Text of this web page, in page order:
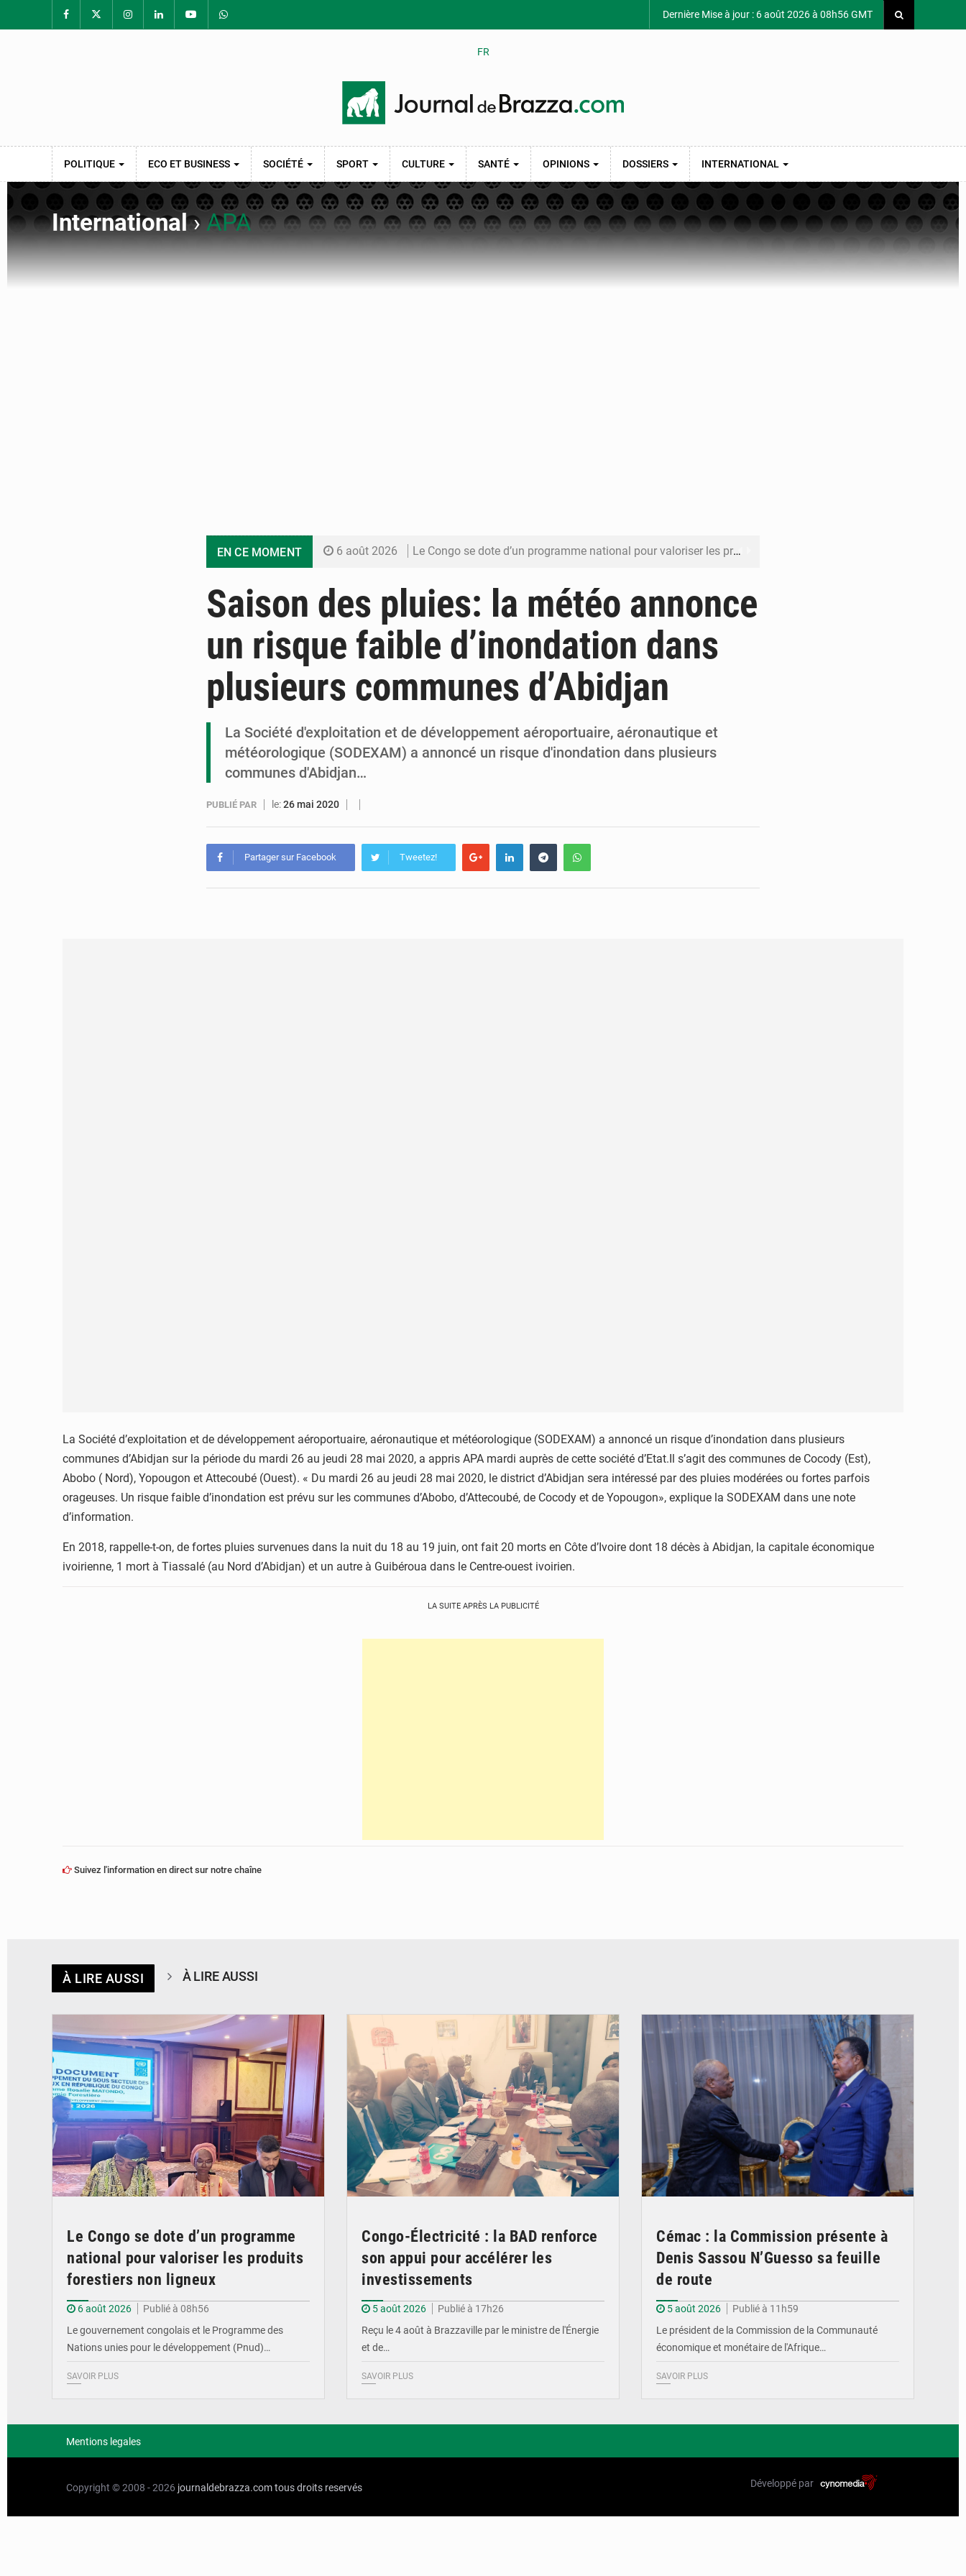
Dernière Mise à jour : 6 août 2026 à 08h56 GMT
FR
POLITIQUE ECO ET BUSINESS SOCIÉTÉ SPORT CULTURE SANTÉ OPINIONS DOSSIERS INTERNATIONAL
International›APA
EN CE MOMENT 6 août 2026 Le Congo se dote d’un programme national pour valoriser les produits forestiers non ligneux
5 août 2026 Cémac : la Commission présente à Denis Sassou N’Guesso sa feuille de route
5 août 2026 Assassinat de l’entrepreneur sportif Vally Amisi : le principal suspect arrêté à Brazzaville
5 août 2026 Compétitions africaines : la CAF ferme la porte à l’AC Léopards et à l’AS Otohô
Saison des pluies: la météo annonce
un risque faible d’inondation dans
plusieurs communes d’Abidjan
La Société d'exploitation et de développement aéroportuaire, aéronautique et
météorologique (SODEXAM) a annoncé un risque d'inondation dans plusieurs
communes d'Abidjan…
PUBLIÉ PAR le:26 mai 2020
Partager sur Facebook Tweetez!
La Société d’exploitation et de développement aéroportuaire, aéronautique et météorologique (SODEXAM) a annoncé un risque d’inondation dans plusieurs
communes d’Abidjan sur la période du mardi 26 au jeudi 28 mai 2020, a appris APA mardi auprès de cette société d’Etat.Il s’agit des communes de Cocody (Est),
Abobo ( Nord), Yopougon et Attecoubé (Ouest). « Du mardi 26 au jeudi 28 mai 2020, le district d’Abidjan sera intéressé par des pluies modérées ou fortes parfois
orageuses. Un risque faible d’inondation est prévu sur les communes d’Abobo, d’Attecoubé, de Cocody et de Yopougon», explique la SODEXAM dans une note
d’information.
En 2018, rappelle-t-on, de fortes pluies survenues dans la nuit du 18 au 19 juin, ont fait 20 morts en Côte d’Ivoire dont 18 décès à Abidjan, la capitale économique
ivoirienne, 1 mort à Tiassalé (au Nord d’Abidjan) et un autre à Guibéroua dans le Centre-ouest ivoirien.
LA SUITE APRÈS LA PUBLICITÉ
Suivez l'information en direct sur notre chaîne
À LIRE AUSSI À LIRE AUSSI
Le Congo se dote d’un programme
national pour valoriser les produits
forestiers non ligneux
6 août 2026
Publié à 08h56
Le gouvernement congolais et le Programme des
Nations unies pour le développement (Pnud)…
SAVOIR PLUS
Congo-Électricité : la BAD renforce
son appui pour accélérer les
investissements
5 août 2026
Publié à 17h26
Reçu le 4 août à Brazzaville par le ministre de l'Énergie
et de…
SAVOIR PLUS
Cémac : la Commission présente à
Denis Sassou N’Guesso sa feuille
de route
5 août 2026
Publié à 11h59
Le président de la Commission de la Communauté
économique et monétaire de l'Afrique…
SAVOIR PLUS
Mentions legales
Copyright © 2008 - 2026 journaldebrazza.comtous droits reservés Développé par